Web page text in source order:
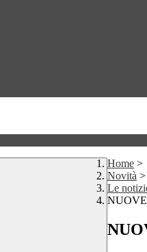
Home >
Novità >
Le
NUOVE